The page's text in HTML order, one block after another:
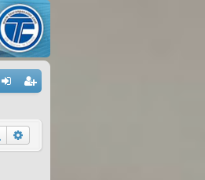
ne
xi
nr
eg
Rechercher